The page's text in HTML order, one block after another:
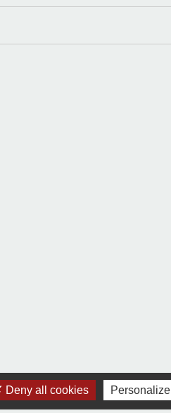
Deny all cookies Personalize